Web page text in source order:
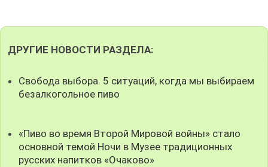
ДРУГИЕ НОВОСТИ РАЗДЕЛА:
Свобода выбора. 5 ситуаций, когда мы выбираем
безалкогольное пиво
«Пиво во время Второй Мировой войны» стало
основной темой Ночи в Музее традиционных
русских напитков «Очаково»